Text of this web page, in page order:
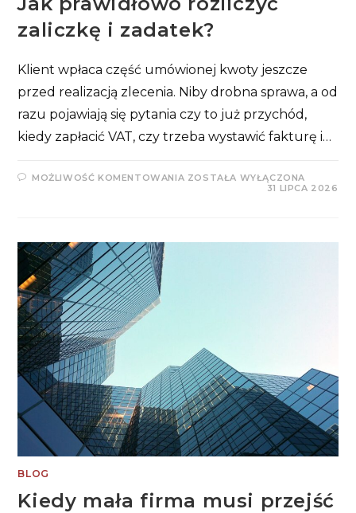
zaliczkę i zadatek?
Klient wpłaca część umówionej kwoty jeszcze
przed realizacją zlecenia. Niby drobna sprawa, a od
razu pojawiają się pytania czy to już przychód,
kiedy zapłacić VAT, czy trzeba wystawić fakturę i…
MOŻLIWOŚĆ KOMENTOWANIA JAK
PRAWIDŁOWO
ZOSTAŁA WYŁĄCZONA
31 LIPCA 2026
BLOG
Kiedy mała firma musi przejść